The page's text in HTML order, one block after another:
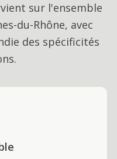
sur l'ensemble
du-Rhône, avec
des spécificités